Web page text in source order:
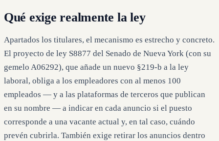
Qué exige realmente la ley
Apartados los titulares, el mecanismo es estrecho y concreto.
El proyecto de ley S8877 del Senado de Nueva York (con su
gemelo A06292), que añade un nuevo §219-b a la ley
laboral, obliga a los empleadores con al menos 100
empleados — y a las plataformas de terceros que publican
en su nombre — a indicar en cada anuncio si el puesto
corresponde a una vacante actual y, en tal caso, cuándo
prevén cubrirla. También exige retirar los anuncios dentro